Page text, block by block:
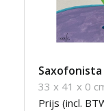
Saxofonista
33 x 41 x 0
Prijs (incl.